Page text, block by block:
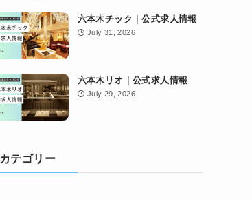
六本木チック｜公式求人情報
July 31, 2026
六本木リオ｜公式求人情報
July 29, 2026
カテゴリー